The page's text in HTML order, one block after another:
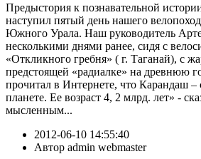
Предыстория к познавательной
наступил пятый день нашего
Южного Урала. Наш руководитель
несколькими днями ранее, сидя с
«Откликного гребня» ( г. Таганай), с
предстоящей «радиалке» на древнюю
прочитал в Интернете, что Карандаш –
планете. Ее возраст 4, 2 млрд. лет» -
мысленным...
2012-06-10 14:55:40
Автор admin webmaster